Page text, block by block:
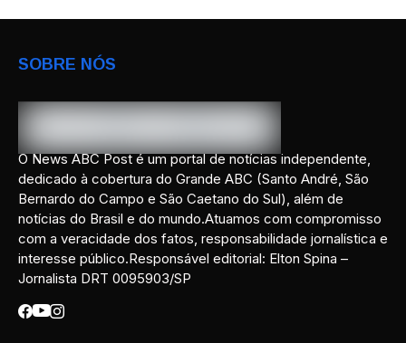
SOBRE NÓS
O News ABC Post é um portal de notícias independente,
dedicado à cobertura do Grande ABC (Santo André, São
Bernardo do Campo e São Caetano do Sul), além de
notícias do Brasil e do mundo.Atuamos com compromisso
com a veracidade dos fatos, responsabilidade jornalística e
interesse público.Responsável editorial: Elton Spina –
Jornalista DRT 0095903/SP